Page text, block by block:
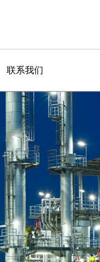
联系我们